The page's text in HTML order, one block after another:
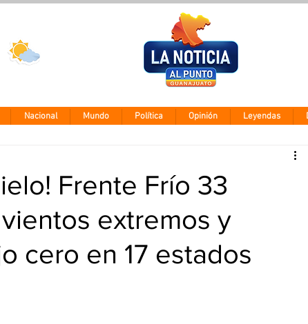
Nacional Mundo Política Opinión Leyendas
Frente Frío 33
extremos y
cero en 17 estados